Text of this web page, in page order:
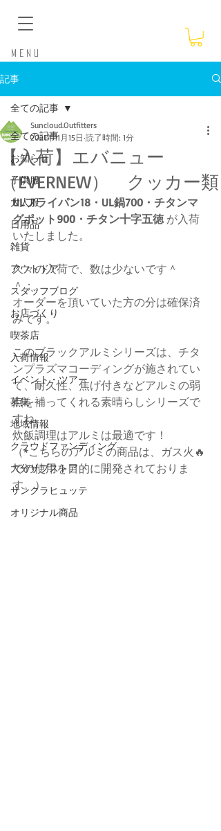
​Menu
記事
全ての記事
お知らせ
子供服
大人服
日用品
雑貨
アウトドア
スタッフブログ
お店づくり
喫茶店
入荷情報
イベント・ツアー
募集
地域情報
クラウドファンディング
大分サブストア
サンクラヒュッテ
オリジナル商品
全ての記事
【入荷】エバニュー
（EVERNEW） クッカー類
Suncloud.Outfitters
2021年11月15日 読了時間: 1分
ULフライパン18・UL鍋700・チタンマ
グポット900・チタン十字五徳 が入荷
いたしました。
久々の入荷で、数は少ないです＾
＾；。
オーダーを頂いていた方の分は確保済
みです。
このブラックアルミシリーズは、チタ
ンプラズマコーディングが施されてい
て、耐久性、焦げ付きなどアルミの弱
点を補ってくれる素晴らしシリーズで
すね。
炊飯調理はアルミは最適です！
（*こちらのアルミの商品は、ガス火🔥
での使用を目的に開発されておりま
す。）